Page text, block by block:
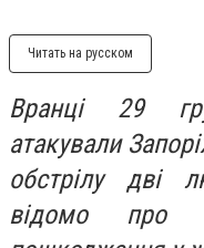
Читать на русском
Вранці 29
атакували
обстрілу дві
відомо про